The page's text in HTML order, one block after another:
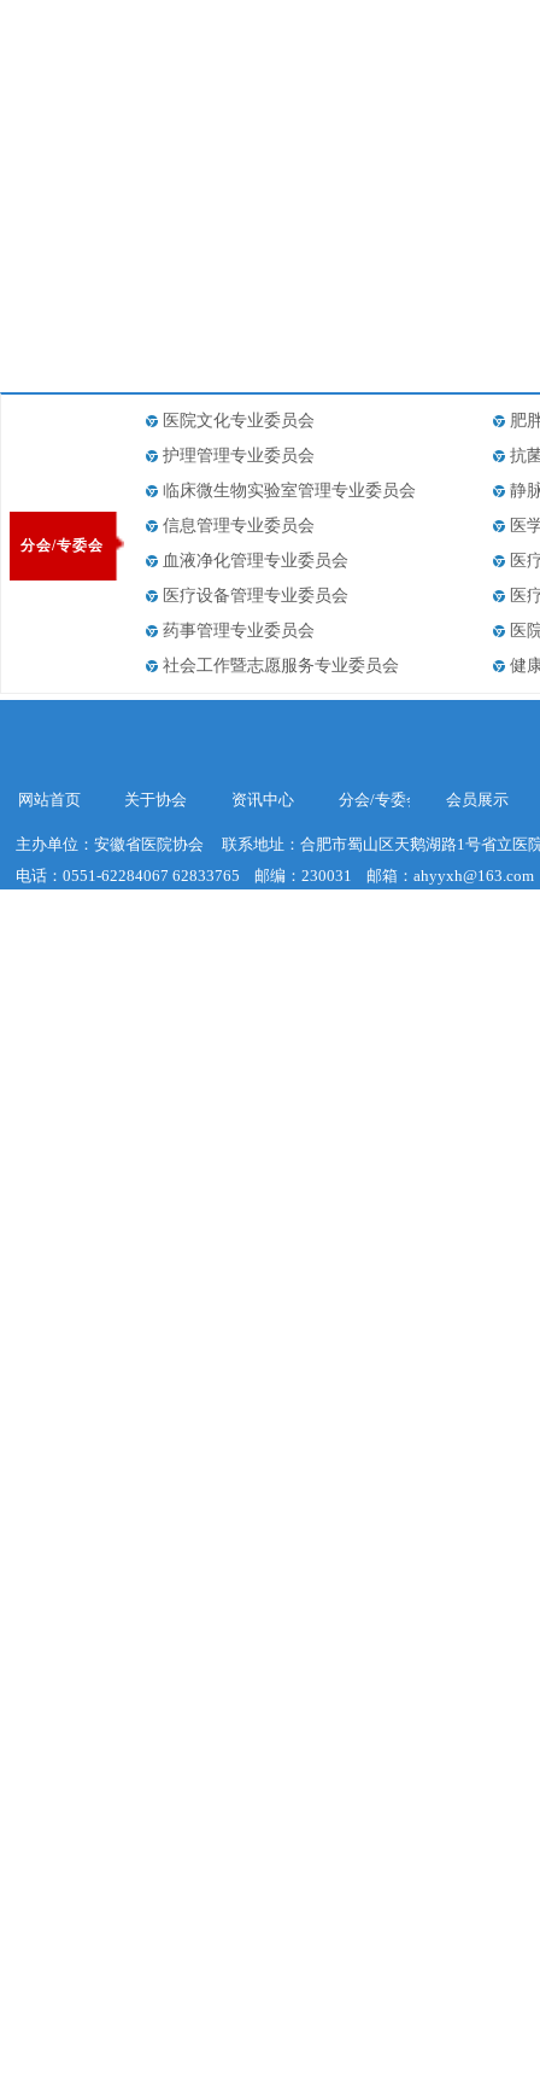
主办单位：安徽省医院协会
联系地址：合肥市蜀山区天鹅湖路1号省立医
电话：0551-62284067 62833765 邮编：230031
邮箱：ahyyxh@163.com
网站首页 关于协会 资讯中心 分会/专委会 会员展示
分会/专委会
医院文化专业委员会
肥
护理管理专业委员会
抗
临床微生物实验室管理专业委员会
静
信息管理专业委员会
医
血液净化管理专业委员会
医
医疗设备管理专业委员会
医
药事管理专业委员会
医
社会工作暨志愿服务专业委员会
健